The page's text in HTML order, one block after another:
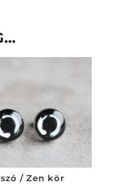
/ Zen kör